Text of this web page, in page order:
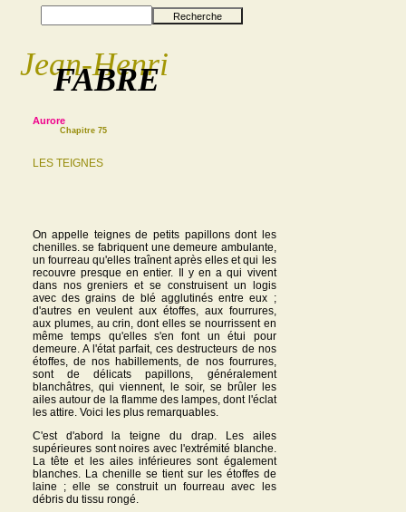
LES TEIGNES
On appelle teignes de petits papillons dont les
chenilles. se fabriquent une demeure ambulante,
un fourreau qu'elles traînent après elles et qui les
recouvre presque en entier. Il y en a qui vivent
dans nos greniers et se construisent un logis
avec des grains de blé agglutinés entre eux ;
d'autres en veulent aux étoffes, aux fourrures,
aux plumes, au crin, dont elles se nourrissent en
même temps qu'elles s'en font un étui pour
demeure. A l'état parfait, ces destructeurs de nos
étoffes, de nos habillements, de nos fourrures,
sont de délicats papillons, généralement
blanchâtres, qui viennent, le soir, se brûler les
ailes autour de la flamme des lampes, dont l'éclat
les attire. Voici les plus remarquables.
C'est d'abord la teigne du drap. Les ailes
supérieures sont noires avec l'extrémité blanche.
La tête et les ailes inférieures sont également
blanches. La chenille se tient sur les étoffes de
laine ; elle se construit un fourreau avec les
débris du tissu rongé.
Jean-Henri
FABRE
Aurore
Chapitre 75
Recherche